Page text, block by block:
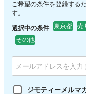
ご希望の条件を登録する
す。
選択中の条件 東京都 売
その他
ジモティーメルマ